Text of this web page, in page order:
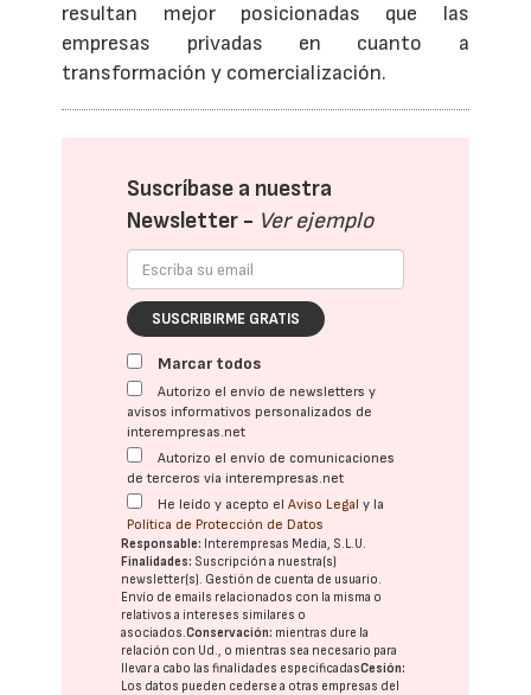
resultan mejor posicionadas que las
empresas privadas en cuanto a
transformación y comercialización.
Suscríbase a nuestra
Newsletter - Ver ejemplo
SUSCRIBIRME GRATIS
Marcar todos
Autorizo el envío de newsletters y
avisos informativos personalizados de
interempresas.net
Autorizo el envío de comunicaciones
de terceros vía interempresas.net
He leído y acepto elAviso Legal y la
Política de Protección de Datos
Responsable: Interempresas Media, S.L.U.
Finalidades: Suscripción a nuestra(s)
newsletter(s). Gestión de cuenta de usuario.
Envío de emails relacionados con la misma o
relativos a intereses similares o
asociados.Conservación: mientras dure la
relación con Ud., o mientras sea necesario para
llevar a cabo las finalidades especificadasCesión:
Los datos pueden cederse a otras empresas del